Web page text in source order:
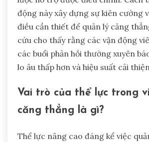
động này xây dựng sự kiên cường
điều cần thiết để quản lý căng
cứu cho thấy rằng các vận động
các buổi phản hồi thường xuyên
lo âu thấp hơn và hiệu suất cải
Vai trò của thể lực trong
căng thẳng là gì?
Thể lực nâng cao đáng kể việc